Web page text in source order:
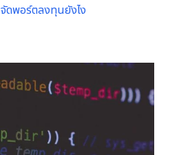
จัดพอร์ตลงทุนยังไง